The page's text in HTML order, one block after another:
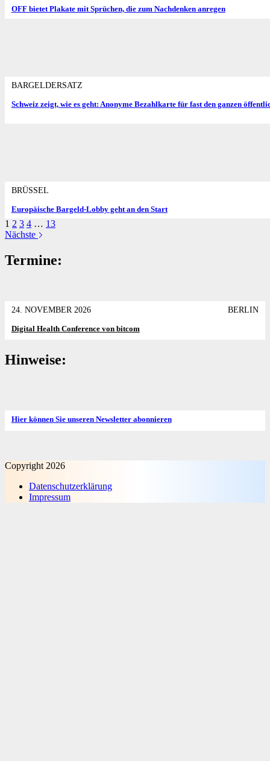
OFF bietet Plakate mit Sprüchen, die zum Nachdenken anregen
BARGELDERSATZ
Schweiz zeigt, wie es geht: Anonyme Bezahlkarte für fast den ganzen
BRÜSSEL
Europäische Bargeld-Lobby geht an den Start
1 2 3 4 … 13
Nächste
Termine:
24. NOVEMBER 2026 BERLIN
Digital Health Conference von bitcom
Hinweise:
Hier können Sie unseren Newsletter abonnieren
Copyright 2026
Datenschutz­erklärung
Impressum